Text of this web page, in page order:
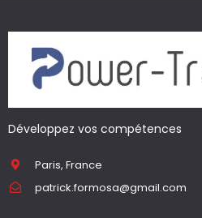
Développez vos compétences
Paris, France
patrick.formosa@gmail.com